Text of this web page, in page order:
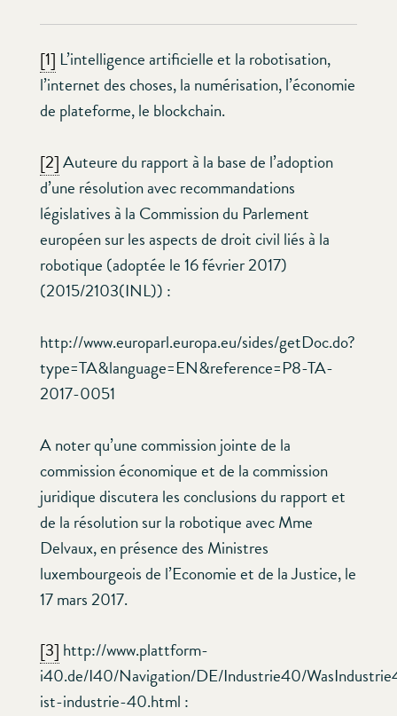
[1] L’intelligence artificielle et la robotisation,
l’internet des choses, la numérisation, l’économie
de plateforme, le blockchain.
[2]Auteure du rapport à la base de l’adoption
d’une résolution avec recommandations
législatives à la Commission du Parlement
européen sur les aspects de droit civil liés à la
robotique (adoptée le 16 février 2017)
(2015/2103(INL)) :
http://www.europarl.europa.eu/sides/getDoc.do?
type=TA&language=EN&reference=P8-TA-
2017-0051
A noter qu’une commission jointe de la
commission économique et de la commission
juridique discutera les conclusions du rapport et
de la résolution sur la robotique avec Mme
Delvaux, en présence des Ministres
luxembourgeois de l’Economie et de la Justice, le
17 mars 2017.
[3] http://www.plattform-
i40.de/I40/Navigation/DE/Industrie40/
ist-industrie-40.html :